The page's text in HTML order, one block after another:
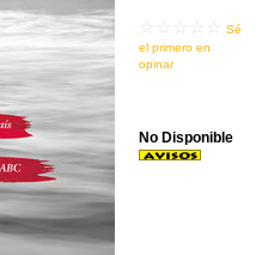
Sé
el primero en
opinar
No Disponible